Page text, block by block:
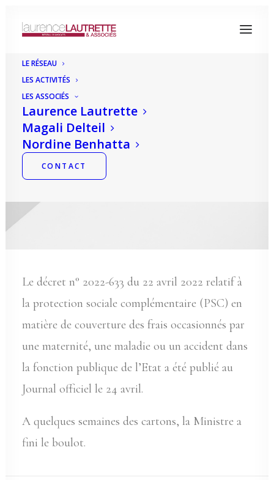
LE RÉSEAU
LES ACTIVITÉS
LES ASSOCIÉS
Laurence Lautrette
Magali Delteil
Nordine Benhatta
CONTACT
PSC fonction publique : le décret
"just in time"
LAURENCE LAUTRETTE
Le décret n° 2022-633 du 22 avril 2022 relatif à
la protection sociale complémentaire (PSC) en
matière de couverture des frais occasionnés par
une maternité, une maladie ou un accident dans
la fonction publique de l’Etat a été publié au
Journal officiel le 24 avril.
A quelques semaines des cartons, la Ministre a
fini le boulot.